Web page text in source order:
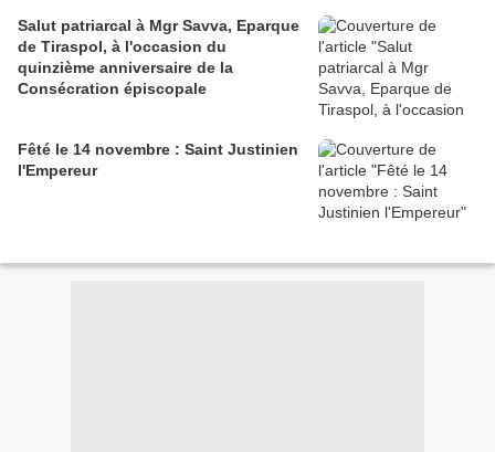
Salut patriarcal à Mgr Savva, Eparque
de Tiraspol, à l'occasion du
quinzième anniversaire de la
Consécration épiscopale
Fêté le 14 novembre : Saint Justinien
l'Empereur